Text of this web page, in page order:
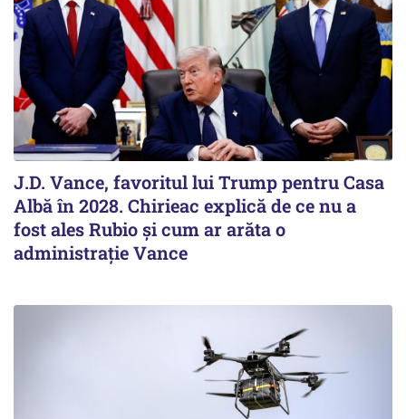
J.D. Vance, favoritul lui Trump pentru Casa
Albă în 2028. Chirieac explică de ce nu a
fost ales Rubio și cum ar arăta o
administrație Vance